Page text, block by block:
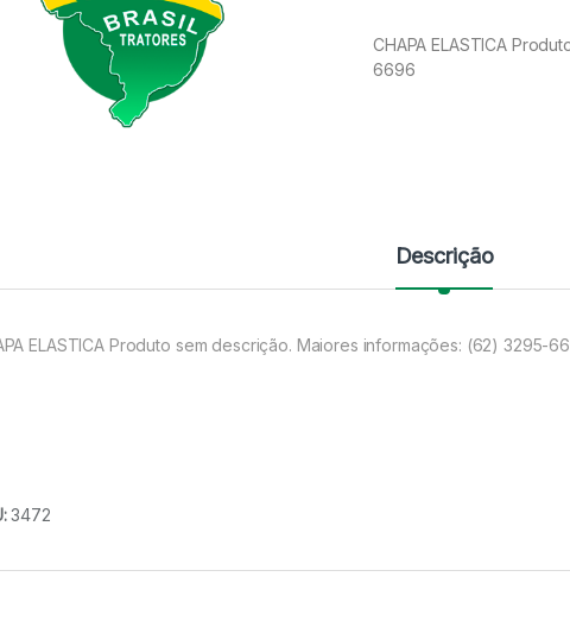
CHAPA ELASTICA
6696
Descrição
ELASTICA Produto sem descrição. Maiores informações: (62) 3295-
3472